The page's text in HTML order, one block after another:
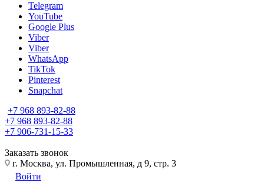
Telegram
YouTube
Google Plus
Viber
Viber
WhatsApp
TikTok
Pinterest
Snapchat
+7 968 893-82-88
+7 968 893-82-88
+7 906-731-15-33
Заказать звонок
г. Москва, ул. Промышленная, д 9, стр. 3
Войти